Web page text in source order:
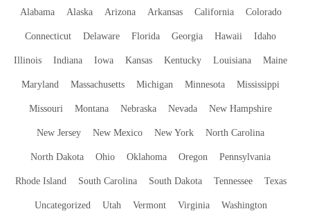
Alabama Alaska Arizona Arkansas California Colorado
Connecticut Delaware Florida Georgia Hawaii Idaho
Illinois Indiana Iowa Kansas Kentucky Louisiana Maine
Maryland Massachusetts Michigan Minnesota Mississippi
Missouri Montana Nebraska Nevada New Hampshire
New Jersey New Mexico New York North Carolina
North Dakota Ohio Oklahoma Oregon Pennsylvania
Rhode Island South Carolina South Dakota Tennessee Texas
Uncategorized Utah Vermont Virginia Washington